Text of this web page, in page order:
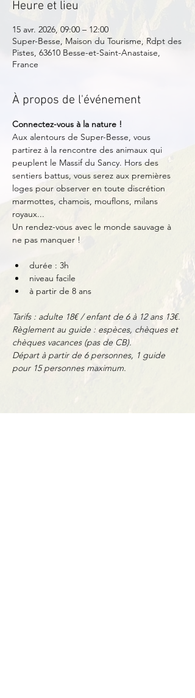
Heure et lieu
15 avr. 2026, 09:00 – 12:00
Super-Besse, Maison du Tourisme, Rdpt des
Pistes, 63610 Besse-et-Saint-Anastaise,
France
À propos de l'événement
Connectez-vous à la nature !
Aux alentours de Super-Besse, vous
partirez à la rencontre des animaux qui
peuplent le Massif du Sancy. Hors des
sentiers battus, vous serez aux premières
loges pour observer en toute discrétion
marmottes, chamois, mouflons, milans
royaux...
Un rendez-vous avec le monde sauvage à
ne pas manquer !
durée : 3h
niveau facile
à partir de 8 ans
Tarifs : adulte 18€ / enfant de 6 à 12 ans 13€.
Règlement au guide : espèces, chèques et
chèques vacances (pas de CB).
Départ à partir de 6 personnes, 1 guide
pour 15 personnes maximum.